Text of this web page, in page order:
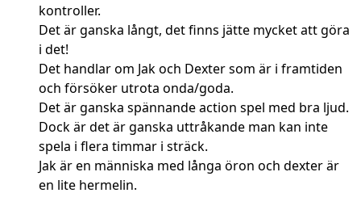
kontroller.
Det är ganska långt, det finns jätte mycket att göra
i det!
Det handlar om Jak och Dexter som är i framtiden
och försöker utrota onda/goda.
Det är ganska spännande action spel med bra ljud.
Dock är det är ganska uttråkande man kan inte
spela i flera timmar i sträck.
Jak är en människa med långa öron och dexter är
en lite hermelin.